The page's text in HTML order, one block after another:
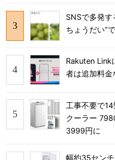
SNSで多発
ちょうだい”
Rakuten Link
者は追加料金
工事不要で
クーラー
3999円に
幅約35セン